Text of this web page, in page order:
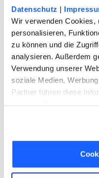
Datenschutz |
Wir verwenden Cookies,
personalisieren,
zu können und die
analysieren. Außerdem
Verwendung unserer
soziale Medien,
Partner führen diese
gesammelt haben. Sie
Cookies, wenn Sie